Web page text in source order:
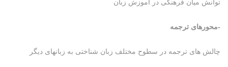
توانش میان فرهنگی در آموزش زبان
-محورهای ترجمه
چالش های ترجمه در سطوح مختلف زبان شناختی به زبانهای دیگر